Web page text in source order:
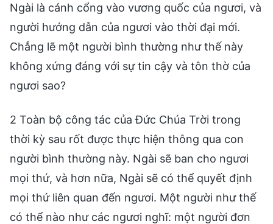
Ngài là cánh cổng vào vương quốc của ngươi, và
người hướng dẫn của ngươi vào thời đại mới.
Chẳng lẽ một người bình thường như thế này
không xứng đáng với sự tin cậy và tôn thờ của
ngươi sao?
2 Toàn bộ công tác của Đức Chúa Trời trong
thời kỳ sau rốt được thực hiện thông qua con
người bình thường này. Ngài sẽ ban cho ngươi
mọi thứ, và hơn nữa, Ngài sẽ có thể quyết định
mọi thứ liên quan đến ngươi. Một người như thế
có thể nào như các ngươi nghĩ: một người đơn